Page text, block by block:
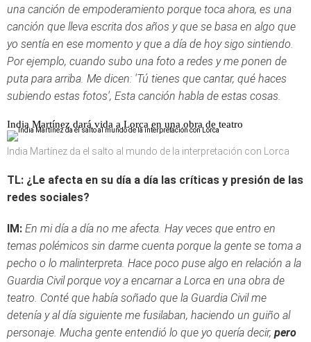
una canción de empoderamiento porque toca ahora, es una
canción que lleva escrita dos años y que se basa en algo que
yo sentía en ese momento y que a día de hoy sigo sintiendo.
Por ejemplo, cuando subo una foto a redes y me ponen de
puta para arriba. Me dicen: 'Tú tienes que cantar, qué haces
subiendo estas fotos', Esta canción habla de estas cosas.
India Martínez dará vida a Lorca en una obra de teatro
India Martínez da el salto al mundo de la interpretación con Lorca
TL: ¿Le afecta en su día a día las críticas y presión de las
redes sociales?
IM: En mi día a día no me afecta. Hay veces que entro en
temas polémicos sin darme cuenta porque la gente se toma a
pecho o lo malinterpreta. Hace poco puse algo en relación a la
Guardia Civil porque voy a encarnar a Lorca en una obra de
teatro. Conté que había soñado que la Guardia Civil me
detenía y al día siguiente me fusilaban, haciendo un guiño al
personaje. Mucha gente entendió lo que yo quería decir, pero